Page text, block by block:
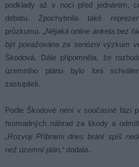
podklady až v noci před jednáním,
debatu. Zpochybnila také
průzkumu. „Nějaká online anketa bez
být považována za seriózní výzkum
Škodová. Dále připomněla, že
územního plánu bylo loni
zastupiteli.
Podle Škodové není v současné fázi
hromadných náhrad za škody a
„Rozvoji Příbrami dnes brání spíš
než územní plán,“ dodala.